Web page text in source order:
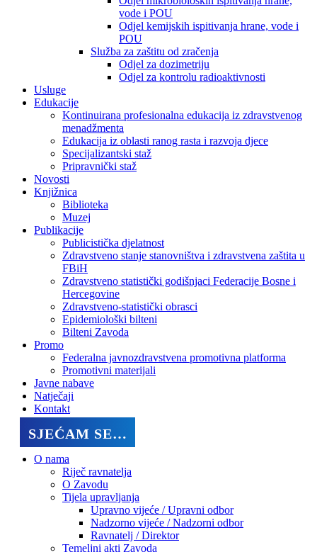
vode i POU
Odjel kemijskih ispitivanja hrane, vode i
POU
Služba za zaštitu od zračenja
Odjel za dozimetriju
Odjel za kontrolu radioaktivnosti
Usluge
Edukacije
Kontinuirana profesionalna edukacija iz zdravstvenog
menadžmenta
Edukacija iz oblasti ranog rasta i razvoja djece
Specijalizantski staž
Pripravnički staž
Novosti
Knjižnica
Biblioteka
Muzej
Publikacije
Publicistička djelatnost
Zdravstveno stanje stanovništva i zdravstvena zaštita u
FBiH
Zdravstveno statistički godišnjaci Federacije Bosne i
Hercegovine
Zdravstveno-statistički obrasci
Epidemiološki bilteni
Bilteni Zavoda
Promo
Federalna javnozdravstvena promotivna platforma
Promotivni materijali
Javne nabave
Natječaji
Kontakt
SJEĆAM SE…
O nama
Riječ ravnatelja
O Zavodu
Tijela upravljanja
Upravno vijeće / Upravni odbor
Nadzorno vijeće / Nadzorni odbor
Ravnatelj / Direktor
Temeljni akti Zavoda